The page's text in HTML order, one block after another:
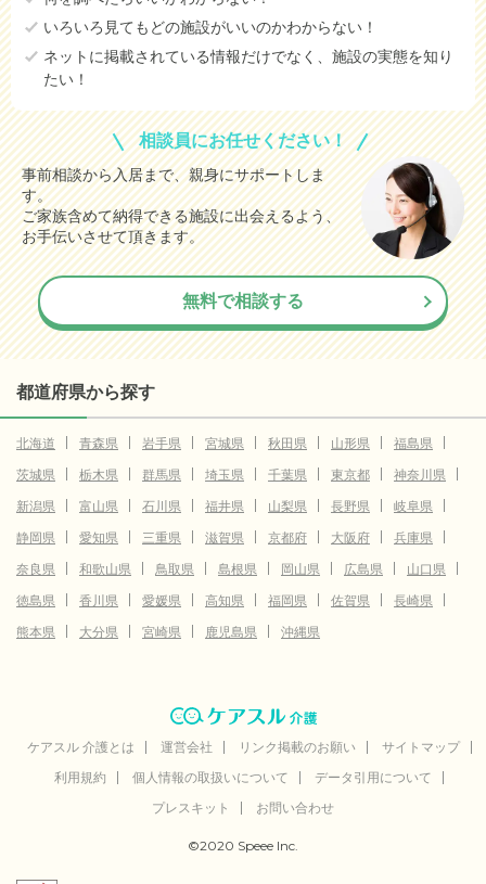
いろいろ見てもどの施設がいいのかわからない！
ネットに掲載されている情報だけでなく、施設の実態を知り
たい！
相談員にお任せください！
事前相談から入居まで、親身にサポートしま
す。
ご家族含めて納得できる施設に出会えるよう、
お手伝いさせて頂きます。
無料で相談する
都道府県から探す
北海道 青森県 岩手県 宮城県 秋田県 山形県
福島県
茨城県
栃木県 群馬県 埼玉県 千葉県 東京都
神奈川県
新潟県
富山県 石川県 福井県 山梨県 長野県
岐阜県
静岡県
愛知県 三重県 滋賀県 京都府 大阪府
兵庫県
奈良県
和歌山県 鳥取県 島根県 岡山県 広島県
山口県
徳島県
香川県 愛媛県 高知県 福岡県 佐賀県
長崎県
熊本県
大分県 宮崎県 鹿児島県 沖縄県
ケアスル 介護とは 運営会社 リンク掲載のお願い
サイトマップ
利用規約
個人情報の取扱いについて
データ引用について
プレスキット
お問い合わせ
©2020 Speee Inc.